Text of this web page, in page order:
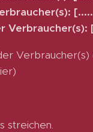
Verbraucher(s):
Verbraucher(s)
streichen.